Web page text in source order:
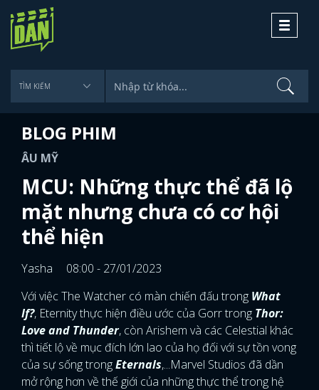
Toggle
BLOG PHIM
ÂU MỸ
MCU: Những thực thể đã lộ
mặt nhưng chưa có cơ hội
thể hiện
Yasha
08:00 - 27/01/2023
Với việc The Watcher có màn chiến đấu trong What
If?, Eternity thực hiện điều ước của Gorr trong Thor:
Love and Thunder, còn Arishem và các Celestial khác
thì tiết lộ về mục đích lớn lao của họ đối với sự tồn vong
của sự sống trongEternals,...Marvel Studios đã dần
mở rộng hơn về thế giới của những thực thể trong hệ